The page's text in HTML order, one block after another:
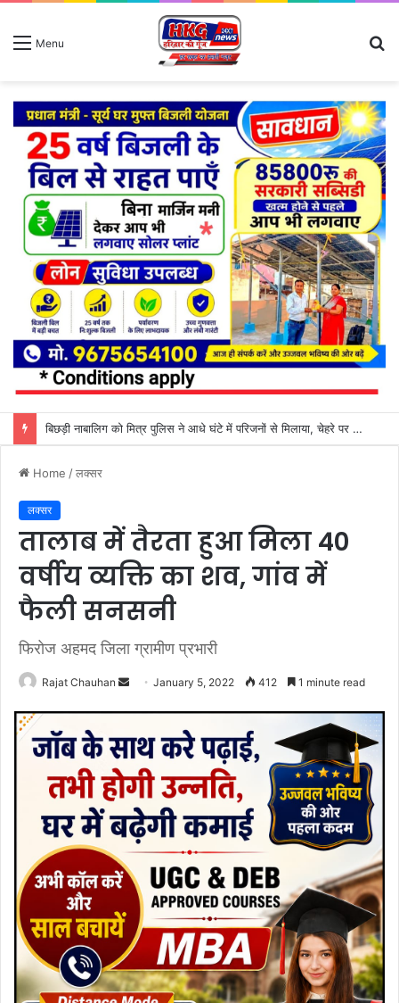
Menu
माता-पिता एक्युप्रेशर एवं आयुर्वेदिक हैल्थ केयर स्वास्थ्य शिविर से भोले ले रहे स्वास्थ्य लाभ
Home /लक्सर
लक्सर
तालाब में तैरता हुआ मिला 40
वर्षीय व्यक्ति का शव, गांव में
फैली सनसनी
फिरोज अहमद जिला ग्रामीण प्रभारी
Rajat Chauhan
Send January 5, 2022 412 1 minute read